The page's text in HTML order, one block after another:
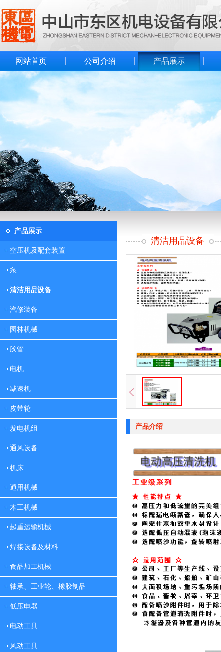
网站首页 公司介绍 产品展示
产品展示
空压机及配套装置
泵
清洁用品设备
汽修装备
园林机械
胶管
电机
减速机
皮带轮
发电机组
通风设备
机床
通用机械
木工机械
起重运输机械
焊接设备及材料
食品加工机械
轴承、工业轮、橡胶制品
低压电器
电动工具
风动工具
清洁用品设备
产品介绍